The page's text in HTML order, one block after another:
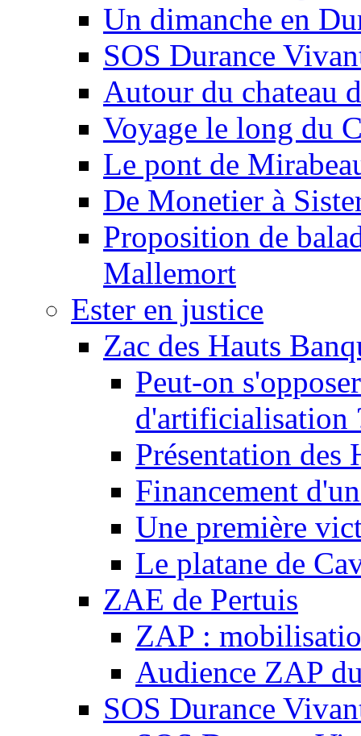
Un dimanche en
SOS Durance
Autour du chateau
Voyage le long du
Le pont de
De Monetier à
Proposition de
Mallemort
Ester en justice
Zac des Hauts
Peut-on
d'artificialisation
Présentation des
Financement
Une première
Le platane de
ZAE de Pertuis
ZAP :
Audience ZAP
SOS Durance